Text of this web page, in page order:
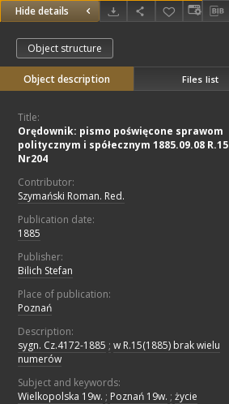
Hide details
Object structure
Object description Files list
Title:
Orędownik: pismo poświęcone sprawom
politycznym i spółecznym 1885.09.08 R.15
Nr204
Contributor:
Szymański Roman. Red.
Publication date:
1885
Publisher:
Bilich Stefan
Place of publication:
Poznań
Description:
sygn. Cz.4172-1885 ; w R.15(1885) brak wielu
numerów
Subject and keywords:
Wielkopolska 19w. ; Poznań 19w. ; życie